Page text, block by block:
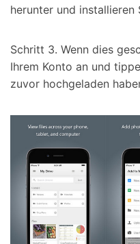
herunter und installieren
Schritt 3. Wenn dies
Ihrem Konto an und
zuvor hochgeladen